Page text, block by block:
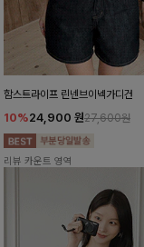
함스트라이프 린넨브이넥가디건
10%24,900 원27,600원
리뷰 카운트 영역